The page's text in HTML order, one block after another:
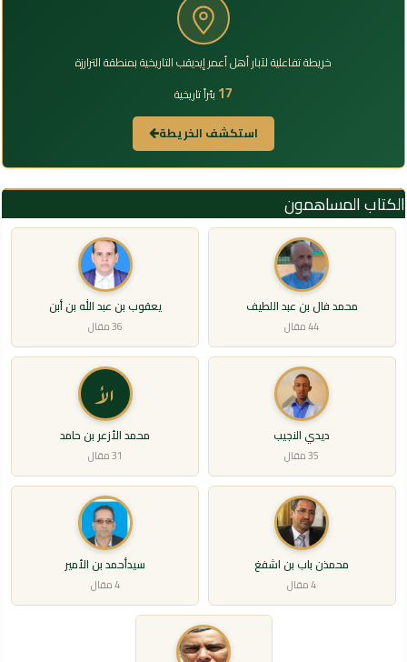
خريطة تفاعلية لآبار أهل أعمر إيديقب التاريخية بمنطقة الترارزة
17 بئراً تاريخية
استكشف الخريطة
الكتاب المساهمون
محمد فال بن عبد اللطيف
44 مقال
يعقوب بن عبد الله بن أبن
36 مقال
ديدي النجيب
35 مقال
الأ
محمد الأزعر بن حامد
31 مقال
محمذن باب بن اشفغ
4 مقال
سيدأحمد بن الأمير
4 مقال